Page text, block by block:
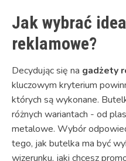
Jak wybrać
reklamowe?
Decydując się na gadżety
kluczowym kryterium
których są wykonane.
różnych wariantach - od
metalowe. Wybór
tego, jak butelka ma być
wizerunku, jaki chcesz